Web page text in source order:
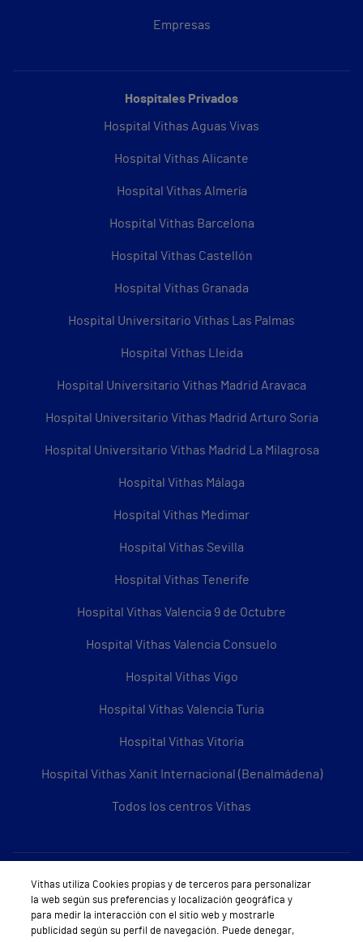
Empresas
Hospitales Privados
Hospital Vithas Aguas Vivas
Hospital Vithas Alicante
Hospital Vithas Almería
Hospital Vithas Barcelona
Hospital Vithas Castellón
Hospital Vithas Granada
Hospital Universitario Vithas Las Palmas
Hospital Vithas Lleida
Hospital Universitario Vithas Madrid Aravaca
Hospital Universitario Vithas Madrid Arturo Soria
Hospital Universitario Vithas Madrid La Milagrosa
Hospital Vithas Málaga
Hospital Vithas Medimar
Hospital Vithas Sevilla
Hospital Vithas Tenerife
Hospital Vithas Valencia 9 de Octubre
Hospital Vithas Valencia Consuelo
Hospital Vithas Vigo
Hospital Vithas Valencia Turia
Hospital Vithas Vitoria
Hospital Vithas Xanit Internacional (Benalmádena)
Todos los centros Vithas
Sobre Vithas
Quiénes somos
Vithas utiliza Cookies propias y de terceros para personalizar
la web según sus preferencias y localización geográfica y
para medir la interacción con el sitio web y mostrarle
publicidad según su perfil de navegación. Puede denegar,